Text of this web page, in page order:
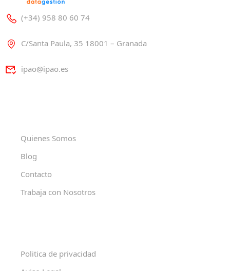
(+34) 958 80 60 74
C/Santa Paula, 35 18001 – Granada
ipao@ipao.es
Quienes Somos
Blog
Contacto
Trabaja con Nosotros
Politica de privacidad